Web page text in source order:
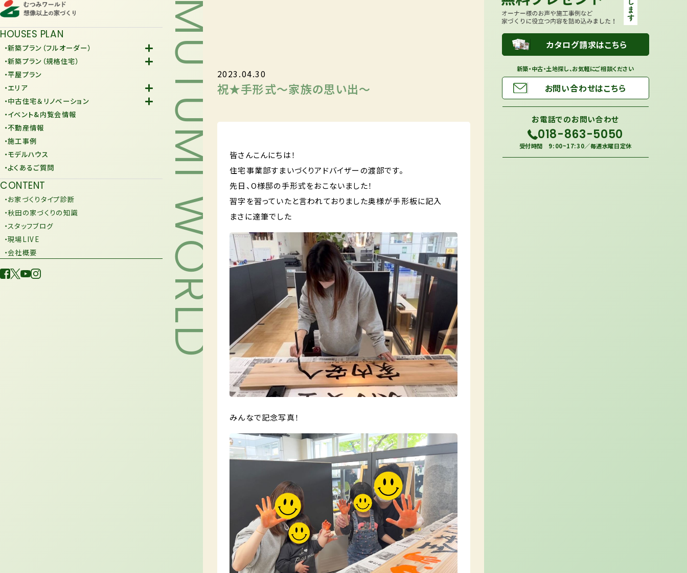
HOUSES PLAN
・新築プラン（フルオーダー）
-Fiore
・新築プラン（規格住宅）
-規格住宅
-KURAFIT
-JiU
・平屋プラン
・エリア
-潟上市
-由利本荘市
・中古住宅＆リノベーション
-中古住宅
-リノベーション
・イベント&内覧会情報
・不動産情報
・施工事例
・モデルハウス
・よくあるご質問
CONTENT
・お家づくりタイプ診断
・秋田の家づくりの知識
・スタッフブログ
・現場LIVE
・会社概要
MUTUMI WORLD カタログ請求はこちら
新築・中古・土地探し、お気軽にご相談ください
お問い合わせはこちら
お電話でのお問い合わせ
018-863-5050
受付時間 9:00~17:30／毎週水曜日定休
2023.04.30
祝★手形式～家族の思い出～
皆さんこんにちは！
住宅事業部すまいづくりアドバイザーの渡部です。
先日、O様邸の手形式をおこないました！
習字を習っていたと言われておりました奥様が手形板に記入
まさに達筆でした
みんなで記念写真！